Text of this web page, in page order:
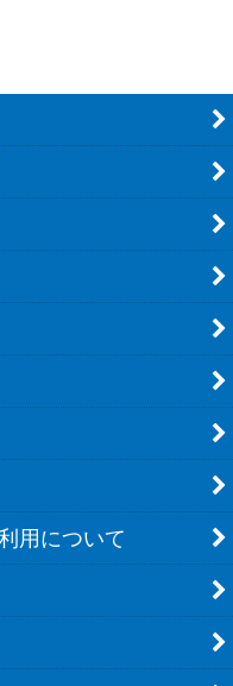
用について